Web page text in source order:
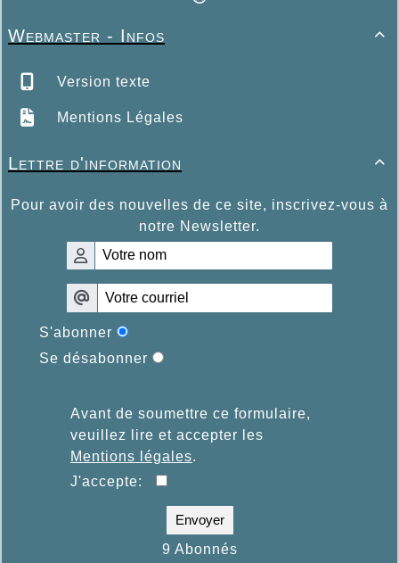

Webmaster - Infos
Version texte
Mentions Légales

Lettre d'information
Pour avoir des nouvelles de ce site, inscrivez-vous à
notre Newsletter.
S'abonner
Se désabonner
Avant de soumettre ce formulaire,
veuillez lire et accepter les
Mentions légales.
J'accepte:
Envoyer
9 Abonnés